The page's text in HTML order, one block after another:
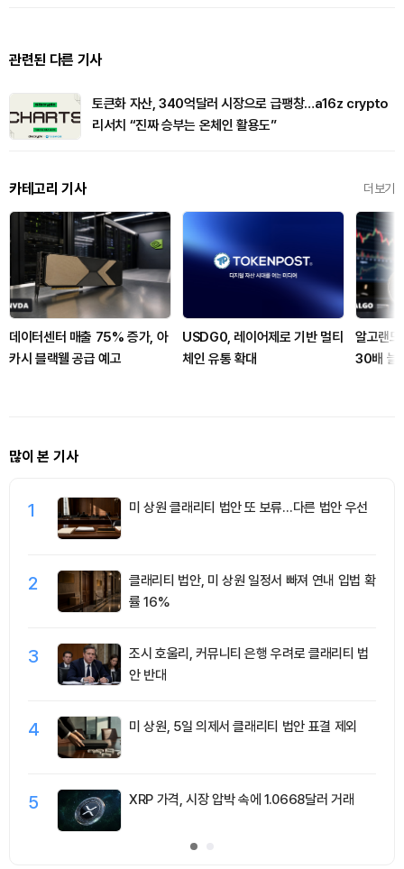
관련된 다른 기사
토큰화 자산, 340억달러 시장으로 급팽창…a16z crypto
리서치 “진짜 승부는 온체인 활용도”
카테고리 기사 더보기
데이터센터 매출 75% 증가, 아
카시 블랙웰 공급 예고
USDG0, 레이어제로 기반 멀티
체인 유통 확대
알고랜
30배 늘
많이 본 기사
1 미 상원 클래리티 법안 또 보류…다른 법안 우선
2
클래리티 법안, 미 상원 일정서 빠져 연내 입법 확
률 16%
3
조시 호울리, 커뮤니티 은행 우려로 클래리티 법
안 반대
4 미 상원, 5일 의제서 클래리티 법안 표결 제외
5 XRP 가격, 시장 압박 속에 1.0668달러 거래